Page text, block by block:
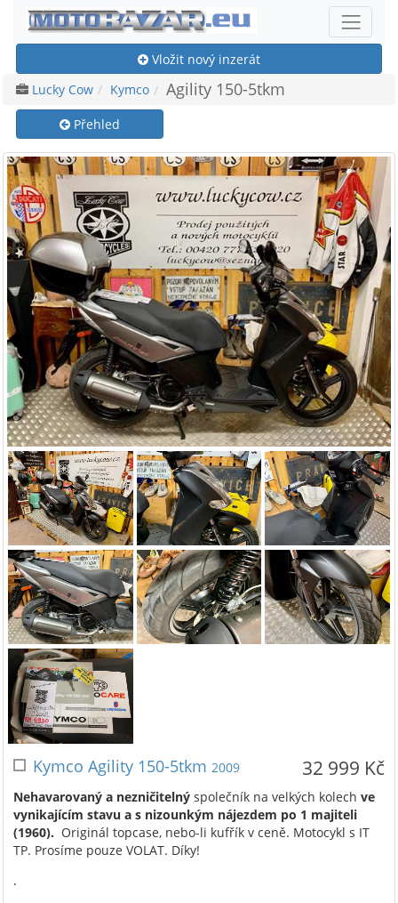
Vložit nový inzerát
Lucky Cow
Kymco Agility 150-5tkm
Přehled
32 999 Kč
Kymco Agility 150-5tkm 2009
Nehavarovaný a nezničitelný společník na velkých kolech ve
vynikajícím stavu a s nizounkým nájezdem po 1 majiteli
(1960). Originál topcase, nebo-li kufřík v ceně. Motocykl s IT
TP. Prosíme pouze VOLAT. Díky!
.